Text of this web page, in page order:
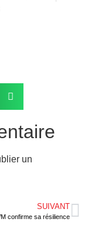
un
SUIVANT
confirme sa résilience